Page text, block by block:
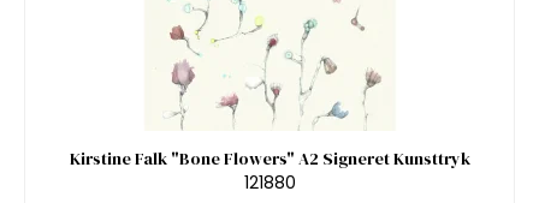
Kirstine Falk "Bone Flowers" A2 Signeret Kunsttryk
121880